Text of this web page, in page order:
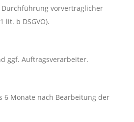
vorvertraglicher
lit. b DSGVO).
ggf. Auftragsverarbeiter.
6 Monate nach Bearbeitung der